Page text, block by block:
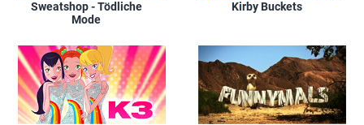
Sweatshop - Tödliche
Mode
Kirby Buckets